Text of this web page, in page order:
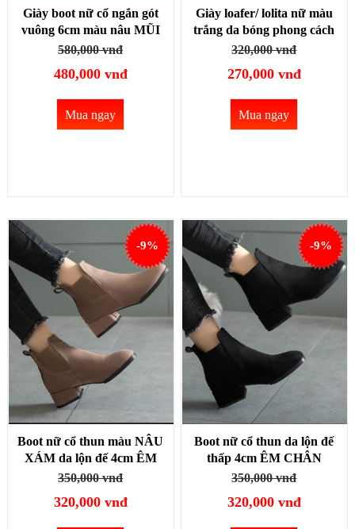
Giày boot nữ cổ ngắn gót
vuông 6cm màu nâu MŨI
NHỌN cột dây GBN128C
580,000 vnđ
480,000 vnđ
Mua ngay
Giày loafer/ lolita nữ màu
trắng da bóng phong cách
Hàn Quốc GBN119B
320,000 vnđ
270,000 vnđ
Mua ngay
Boot nữ cổ thun màu NÂU
XÁM da lộn đế 4cm ÊM
CHÂN GBN118B
350,000 vnđ
320,000 vnđ
-9%
Boot nữ cổ thun da lộn đế
thấp 4cm ÊM CHÂN
GBN118A
350,000 vnđ
320,000 vnđ
-9%